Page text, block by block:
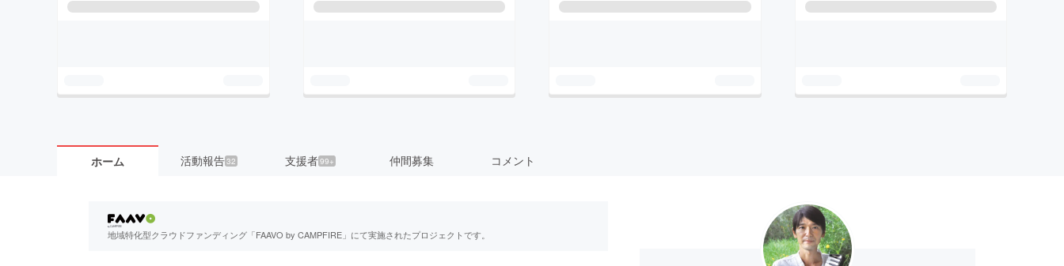
ホーム 活動報告32 支援者99+ 仲間募集 コメント
地域特化型クラウドファンディング「FAAVO by CAMPFIRE」にて実施されたプロジェクトです。